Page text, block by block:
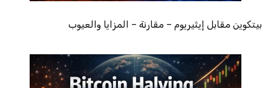
بيتكوين مقابل إيثيريوم – مقارنة – المزايا والعيوب